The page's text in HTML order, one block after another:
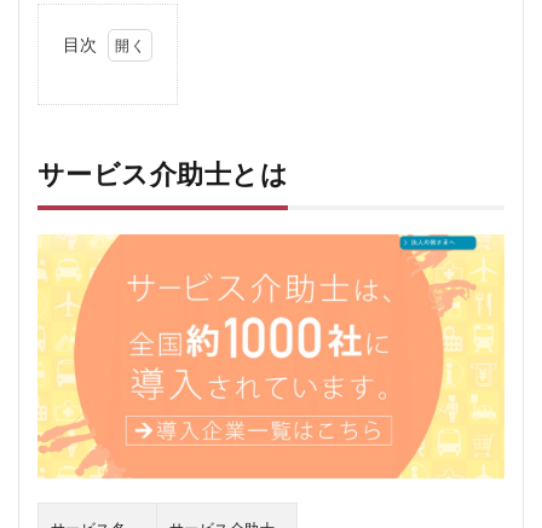
目次
助
と
は
2
サー
ビス
介助
士の
口コ
ミ、
評判
3
サービス介助士とは